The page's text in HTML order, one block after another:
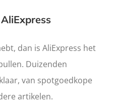
dan is AliExpress het
Duizenden
van spotgoedkope
artikelen.